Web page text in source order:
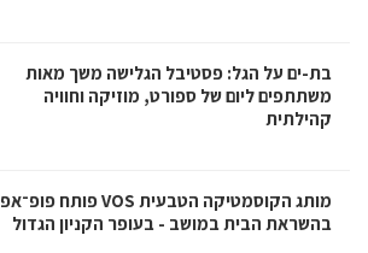
בת-ים על הגל: פסטיבל הגלישה משך מאות
משתתפים ליום של ספורט, מוזיקה וחוויה
קהילתית
מותג הקוסמטיקה הטבעית VOS פותח פופ־אפ
בהשראת הבית במושב - בעופר הקניון הגדול